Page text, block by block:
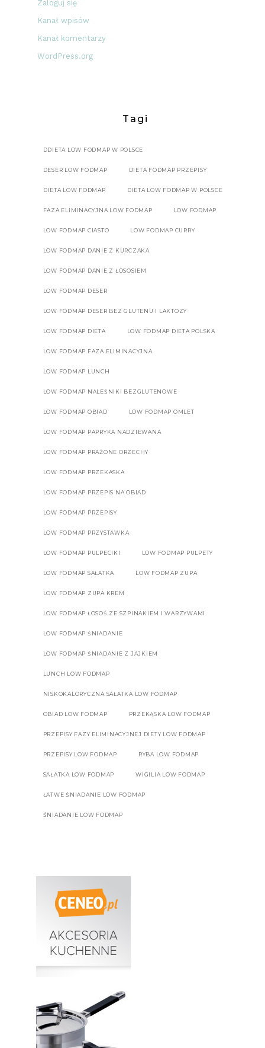
Zaloguj się
Kanał wpisów
Kanał komentarzy
WordPress.org
Tagi
DDIETA LOW FODMAP W POLSCE
DESER LOW FODMAP DIETA FODMAP PRZEPISY
DIETA LOW FODMAP DIETA LOW FODMAP W POLSCE
FAZA ELIMINACYJNA LOW FODMAP LOW FODMAP
LOW FODMAP CIASTO LOW FODMAP CURRY
LOW FODMAP DANIE Z KURCZAKA
LOW FODMAP DANIE Z ŁOSOSIEM
LOW FODMAP DESER
LOW FODMAP DESER BEZ GLUTENU I LAKTOZY
LOW FODMAP DIETA LOW FODMAP DIETA POLSKA
LOW FODMAP FAZA ELIMINACYJNA
LOW FODMAP LUNCH
LOW FODMAP NALEŚNIKI BEZGLUTENOWE
LOW FODMAP OBIAD LOW FODMAP OMLET
LOW FODMAP PAPRYKA NADZIEWANA
LOW FODMAP PRAŻONE ORZECHY
LOW FODMAP PRZEKASKA
LOW FODMAP PRZEPIS NA OBIAD
LOW FODMAP PRZEPISY
LOW FODMAP PRZYSTAWKA
LOW FODMAP PULPECIKI LOW FODMAP PULPETY
LOW FODMAP SAŁATKA LOW FODMAP ZUPA
LOW FODMAP ZUPA KREM
LOW FODMAP ŁOSOŚ ZE SZPINAKIEM I WARZYWAMI
LOW FODMAP ŚNIADANIE
LOW FODMAP ŚNIADANIE Z JAJKIEM
LUNCH LOW FODMAP
NISKOKALORYCZNA SAŁATKA LOW FODMAP
OBIAD LOW FODMAP PRZEKĄSKA LOW FODMAP
PRZEPISY FAZY ELIMINACYJNEJ DIETY LOW FODMAP
PRZEPISY LOW FODMAP RYBA LOW FODMAP
SAŁATKA LOW FODMAP WIGILIA LOW FODMAP
ŁATWE ŚNIADANIE LOW FODMAP
ŚNIADANIE LOW FODMAP